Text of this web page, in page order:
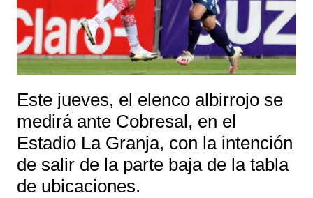
Este jueves, el elenco albirrojo se
medirá ante Cobresal, en el
Estadio La Granja, con la intención
de salir de la parte baja de la tabla
de ubicaciones.